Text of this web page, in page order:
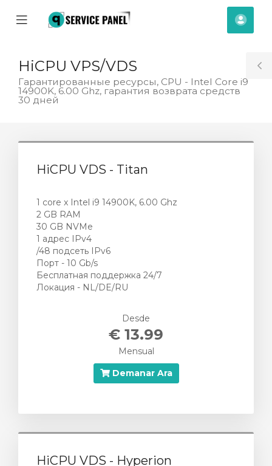
Mobile
HiCPU VPS/VDS
Гарантированные ресурсы, CPU - Intel Core i9
14900K, 6.00 Ghz, гарантия возврата средств
30 дней
HiCPU VDS - Titan
1 core x Intel i9 14900K, 6.00 Ghz
2 GB RAM
30 GB NVMe
1 адрес IPv4
/48 подсеть IPv6
Порт - 10 Gb/s
Бесплатная поддержка 24/7
Локация - NL/DE/RU
Desde
€ 13.99
Mensual
Demanar Ara
HiCPU VDS - Hyperion